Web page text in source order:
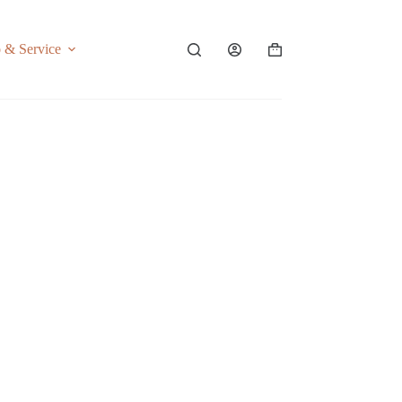
& Service
Shopping